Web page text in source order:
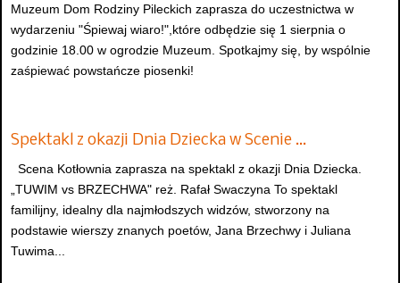
Muzeum Dom Rodziny Pileckich zaprasza do uczestnictwa w
wydarzeniu "Śpiewaj wiaro!",które odbędzie się 1 sierpnia o
godzinie 18.00 w ogrodzie Muzeum. Spotkajmy się, by wspólnie
zaśpiewać powstańcze piosenki!
Spektakl z okazji Dnia Dziecka w Scenie …
Scena Kotłownia zaprasza na spektakl z okazji Dnia Dziecka.
„TUWIM vs BRZECHWA" reż. Rafał Swaczyna To spektakl
familijny, idealny dla najmłodszych widzów, stworzony na
podstawie wierszy znanych poetów, Jana Brzechwy i Juliana
Tuwima...